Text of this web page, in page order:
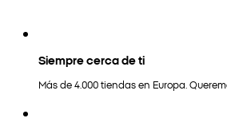
Siempre cerca de ti
Más de 4.000 tiendas en Europa.